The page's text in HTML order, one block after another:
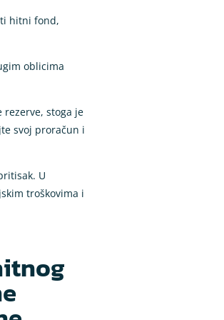
hitni fond,
oblicima
stoga je
svoj proračun i
U
troškovima i